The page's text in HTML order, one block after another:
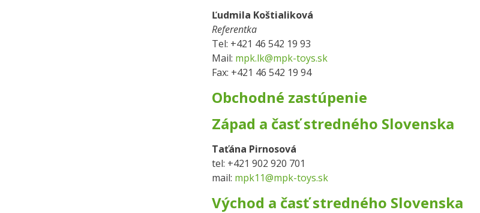
Ľudmila Koštialiková
Referentka
Tel: +421 46 542 19 93
Mail: mpk.lk@mpk-toys.sk
Fax: +421 46 542 19 94
Obchodné zastúpenie
Západ a časť stredného Slovenska
Taťána Pirnosová
tel: +421 902 920 701
mail: mpk11@mpk-toys.sk
Východ a časť stredného Slovenska